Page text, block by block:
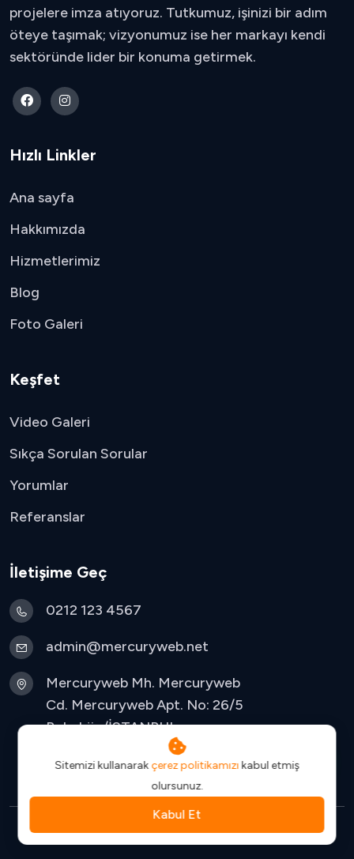
Sitemizi kullanarakçerez politikamızı kabul etmiş
olursunuz.
Kabul Et
projelere imza atıyoruz. Tutkumuz, işinizi bir adım
öteye taşımak; vizyonumuz ise her markayı kendi
sektöründe lider bir konuma getirmek.
Hızlı Linkler
Ana sayfa
Hakkımızda
Hizmetlerimiz
Blog
Foto Galeri
Keşfet
Video Galeri
Sıkça Sorulan Sorular
Yorumlar
Referanslar
İletişime Geç
0212 123 4567
admin@mercuryweb.net
Mercuryweb Mh. Mercuryweb
Cd. Mercuryweb Apt. No: 26/5
Bakırköy/İSTANBUL
© 2025 - RshSoftware TR. Tüm hakları saklıdır.